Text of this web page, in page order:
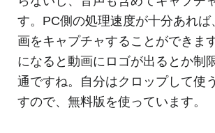
す。PC側の処理速度が十分あれ
画をキャプチャすることができま
になると動画にロゴが出るとか制
通ですね。自分はクロップして使
すので、無料版を使っています。